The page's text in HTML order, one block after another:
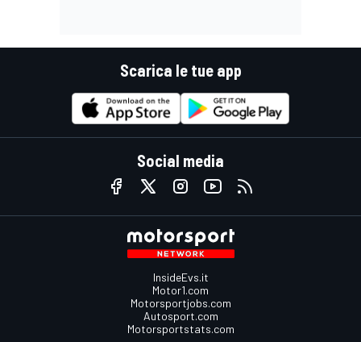
Scarica le tue app
Social media
InsideEvs.it
Motor1.com
Motorsportjobs.com
Autosport.com
Motorsportstats.com